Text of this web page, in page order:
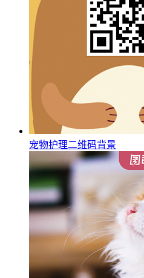
宠物护理二维码背景